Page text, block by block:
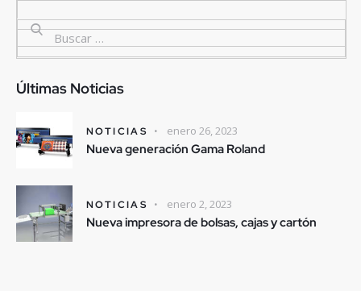
Últimas Noticias
NOTICIAS enero 26, 2023
Nueva generación Gama Roland
NOTICIAS enero 2, 2023
Nueva impresora de bolsas, cajas y cartón